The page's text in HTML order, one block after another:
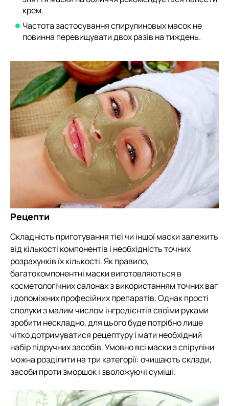
крем.
Частота застосування спирулиновых масок не
повинна перевищувати двох разів на тиждень.
Рецепти
Складність приготування тієї чи іншої маски залежить
від кількості компонентів і необхідність точних
розрахунків їх кількості. Як правило,
багатокомпонентні маски виготовляються в
косметологічних салонах з використанням точних ваг
і допоміжних професійних препаратів. Однак прості
сполуки з малим числом інгредієнтів своїми руками
зробити нескладно, для цього буде потрібно лише
чітко дотримуватися рецептуру і мати необхідний
набір підручних засобів. Умовно всі маски з спіруліни
можна розділити на три категорії: очищають склади,
засоби проти зморшок і зволожуючі суміші.